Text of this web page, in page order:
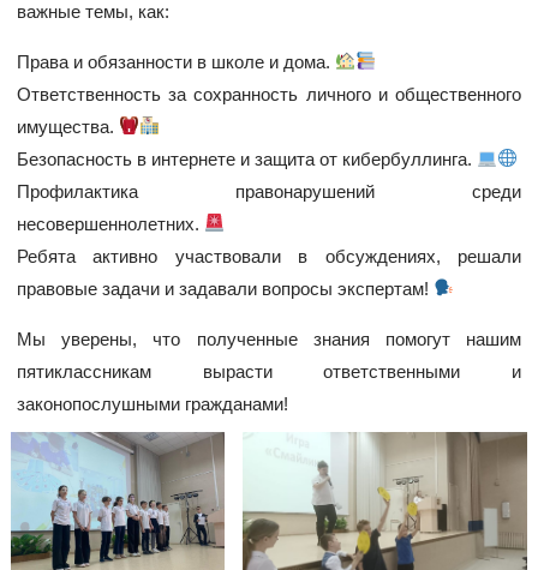
важные темы, как:
Права и обязанности в школе и дома.
Ответственность за сохранность личного и общественного
имущества.
Безопасность в интернете и защита от кибербуллинга.
Профилактика правонарушений среди
несовершеннолетних.
Ребята активно участвовали в обсуждениях, решали
правовые задачи и задавали вопросы экспертам!
Мы уверены, что полученные знания помогут нашим
пятиклассникам вырасти ответственными и
законопослушными гражданами!